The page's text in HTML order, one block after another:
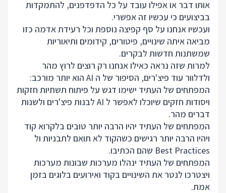
אותו דבר או אפילו עובד על כל הדפדפנים, להתמקדות
בביצועים כי עכשיו זה אפשרי.
ועכשיו אנחנו על סף קפיצה נוספת וכל רעידת אדמה כזו
מביאה איתה שינויים, פיטורים, קידומים ותיאוריות
שמשתנות חדשות לבקרים.
למרות שזה נראה כאילו אנחנו רק רוצים לרוץ מהר
ולדלוור עוד פיצ'רים, הסיפור של ה AI הוא יותר מורכב:
המפתחים של העתיד ישימו דגש על פיתוח תשתיות חזקות
ויסודות חזקים שיוכלו לאפשר ל AI לבנות פיצ'רים ולשנות
דברים מהר.
המפתחים של העתיד יהיו הרבה יותר טובים בלקרוא קוד
ויהיו הרבה יותר רגישים כשהקוד לא תואם לתבניות ול
Best Practices שהם הכתיבו.
המפתחים של העתיד ינהלו מערכות שבונות מערכות
ויצטרכו לנטר את השינויים בקוד ואירועים בלוגים בזמן
אמת.